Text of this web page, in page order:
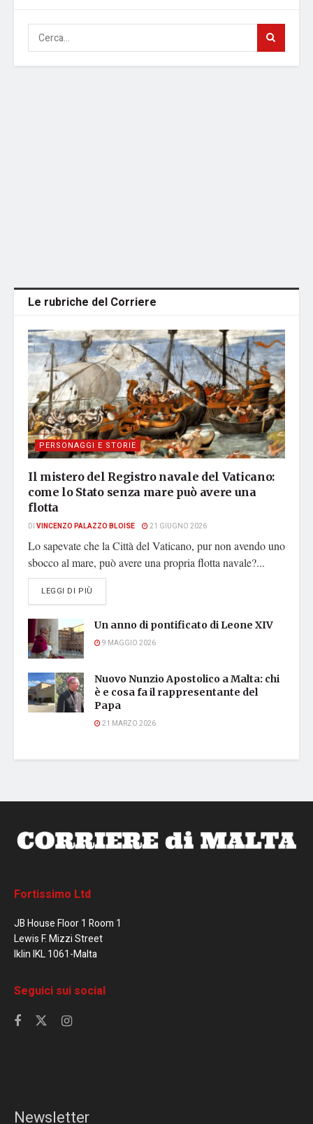
Le rubriche del Corriere
PERSONAGGI E STORIE
Il mistero del Registro navale del Vaticano:
come lo Stato senza mare può avere una
flotta
DI VINCENZO PALAZZO BLOISE 21 GIUGNO 2026
Lo sapevate che la Città del Vaticano, pur non avendo uno
sbocco al mare, può avere una propria flotta navale?...
LEGGI DI PIÙ
Un anno di pontificato di Leone XIV
9 MAGGIO 2026
Nuovo Nunzio Apostolico a Malta: chi
è e cosa fa il rappresentante del
Papa
21 MARZO 2026
Fortissimo Ltd
JB House Floor 1 Room 1
Lewis F. Mizzi Street
Iklin IKL 1061-Malta
Seguici sui social
Newsletter